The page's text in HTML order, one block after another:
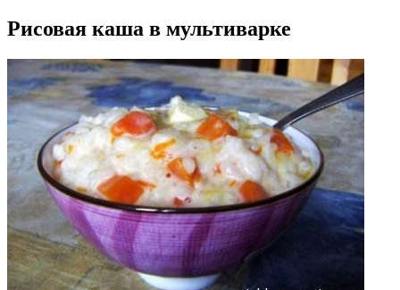
Рисовая каша в мультиварке